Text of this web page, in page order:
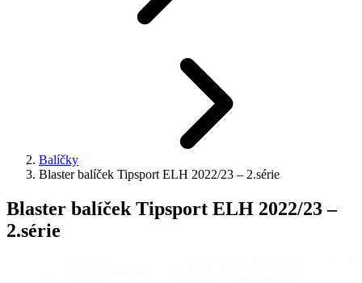
Balíčky
Blaster balíček Tipsport ELH 2022/23 – 2.série
Blaster balíček Tipsport ELH 2022/23 –
2.série